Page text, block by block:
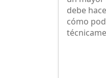
debe
cómo